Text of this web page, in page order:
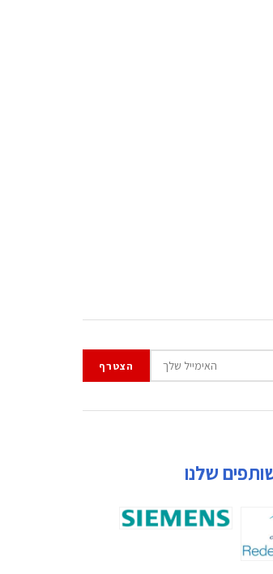
שלנו